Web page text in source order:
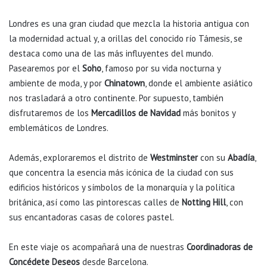
Londres es una gran ciudad que mezcla la historia antigua con
la modernidad actual y, a orillas del conocido río Támesis, se
destaca como una de las más influyentes del mundo.
Pasearemos por el Soho, famoso por su vida nocturna y
ambiente de moda, y por Chinatown, donde el ambiente asiático
nos trasladará a otro continente. Por supuesto, también
disfrutaremos de los Mercadillos de Navidad más bonitos y
emblemáticos de Londres.
Además, exploraremos el distrito de Westminstercon su Abadía,
que concentra la esencia más icónica de la ciudad con sus
edificios históricos y símbolos de la monarquía y la política
británica, así como las pintorescas calles de Notting Hill, con
sus encantadoras casas de colores pastel.
En este viaje os acompañará una de nuestras Coordinadoras de
Concédete Deseos desde Barcelona.